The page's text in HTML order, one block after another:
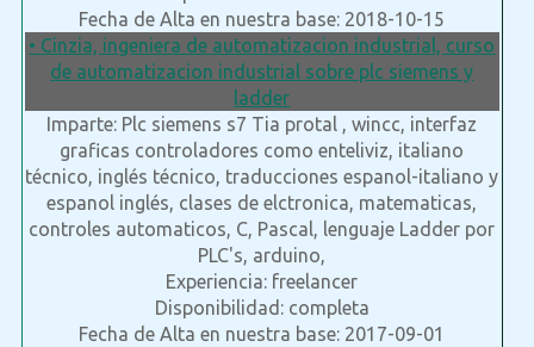
Fecha de Alta en nuestra base: 2018-10-15
• Cinzia, ingeniera de automatizacion industrial, curso
de automatizacion industrial sobre plc siemens y
ladder
Imparte: Plc siemens s7 Tia protal , wincc, interfaz
graficas controladores como enteliviz, italiano
técnico, inglés técnico, traducciones espanol-italiano y
espanol inglés, clases de elctronica, matematicas,
controles automaticos, C, Pascal, lenguaje Ladder por
PLC's, arduino,
Experiencia: freelancer
Disponibilidad: completa
Fecha de Alta en nuestra base: 2017-09-01